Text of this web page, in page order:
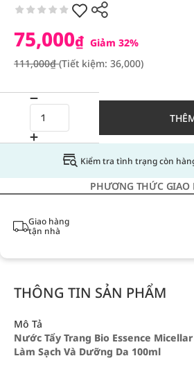
75,000₫ Giảm 32%
111,000₫(Tiết kiệm: 36,000)
Kiểm tra tình trạng còn
PHƯƠNG THỨC GIAO
Giao hàng
tận nhà
THÔNG TIN SẢN PHẨM
Mô Tả
Nước Tẩy Trang Bio Essence
Làm Sạch Và Dưỡng Da 100ml